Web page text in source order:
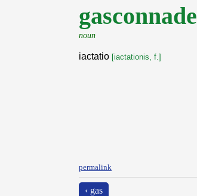
gasconnade
noun
iactatio [iactationis, f.]
permalink
‹ gas